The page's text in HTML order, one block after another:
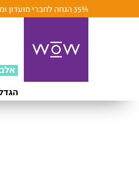
35% הנחה לחברי מועדון ומצטרפים חדשים |